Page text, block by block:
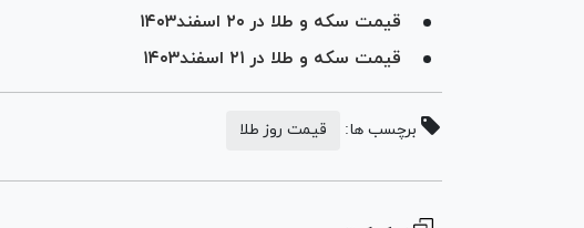
قیمت سکه و طلا در ۲۰ اسفند۱۴۰۳
قیمت سکه و طلا در ۲۱ اسفند۱۴۰۳
برچسب ها: قیمت روز طلا